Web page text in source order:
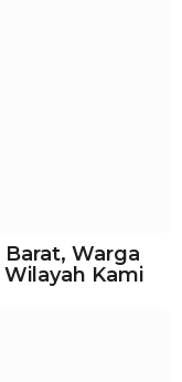
Warga
Kami